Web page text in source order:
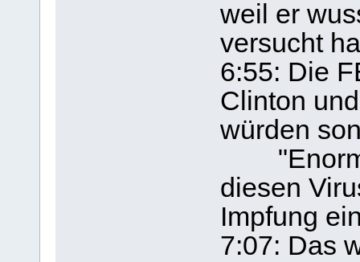
weil er
versucht
6:55: Die
Clinton
würden
"Enorm
diesen
Impfung
7:07: Das